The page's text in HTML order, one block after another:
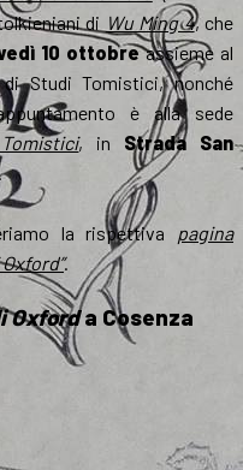
di Wu Ming 4, che
10 ottobreassieme al
Studi Tomistici, nonché
è alla sede
, in Strada San
la rispettiva
pagina
.
Oxforda Cosenza